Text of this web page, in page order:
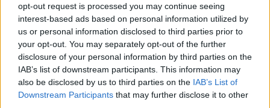
opt-out request is processed you may continue seeing
interest-based ads based on personal information utilized by
us or personal information disclosed to third parties prior to
your opt-out. You may separately opt-out of the further
disclosure of your personal information by third parties on the
IAB’s list of downstream participants. This information may
also be disclosed by us to third parties on the IAB’s List of
Downstream Participants that may further disclose it to other
Δημοσιεύθηκε σεCommon People| TaggedCommon People,Inner
Rosey Blue ,Μουσικός Συνέντευξη